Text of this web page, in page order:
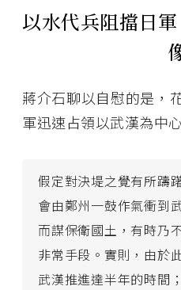
以水代兵阻擋日
蔣介石聊以自慰的是，
軍迅速占領以武漢為中
假定對決堤之覺有所躊
會由鄭州一鼓作氣衝到
而謀保衛國土，有時乃
非常手段。實則，由於
武漢推進達半年的時間